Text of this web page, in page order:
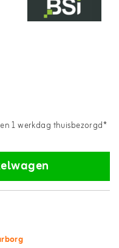
1 werkdag thuisbezorgd*